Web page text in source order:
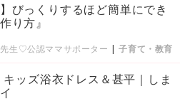
びっくりするほど簡単にでき
り方』
生♡公認ママサポーター |子育て・教育
キッズ浴衣ドレス＆甚平｜しま